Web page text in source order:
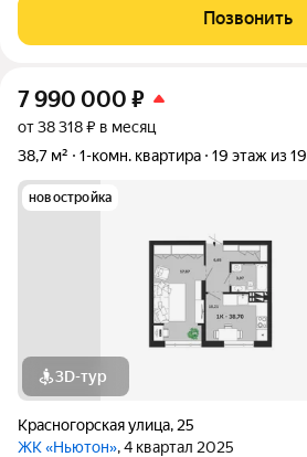
класса ! Что вас ждёт в квартире: просторная кухня-гостиная
оборудована
Позвонить
7 990 000 ₽
от 38 318 ₽ в месяц
38,7 м²
1-комн. квартира 19 этаж из 19
новостройка
3D-тур
Красногорская улица, 25
ЖК «Ньютон», 4 квартал 2025